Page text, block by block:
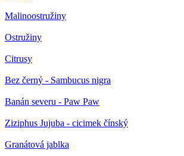
Malinoostružiny
Ostružiny
Citrusy
Bez černý - Sambucus nigra
Banán severu - Paw Paw
Ziziphus Jujuba - cicimek čínský
Granátová jablka